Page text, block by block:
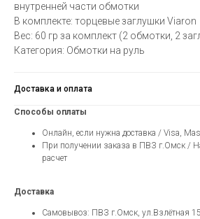
внутренней части обмотки
В комплекте: торцевые заглушки Viaron
Вес: 60 гр за комплект (2 обмотки, 2
Категория: Обмотки на руль
Доставка и оплата
Способы оплаты
Онлайн, если нужна доставка / Visa,
При получении заказа в ПВЗ г.Омск /
расчет
Доставка
Самовывоз: ПВЗ г.Омск, ул.Взлётная